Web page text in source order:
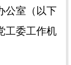
室（以下
工委工作机